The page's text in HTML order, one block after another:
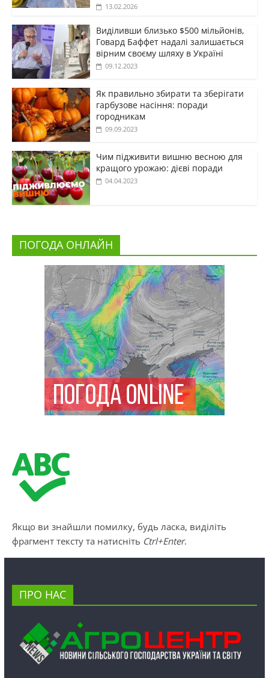
13.02.2026
Виділивши близько $500 мільйонів,
Говард Баффет надалі залишається
вірним своєму шляху в Україні
09.12.2023
Як правильно збирати та зберігати
гарбузове насіння: поради
городникам
09.09.2023
Чим підживити вишню весною для
кращого урожаю: дієві поради
04.04.2023
ПОГОДА ОНЛАЙН
Якщо ви знайшли помилку, будь ласка, виділіть
фрагмент тексту та натисніть Ctrl+Enter.
ПРО НАС